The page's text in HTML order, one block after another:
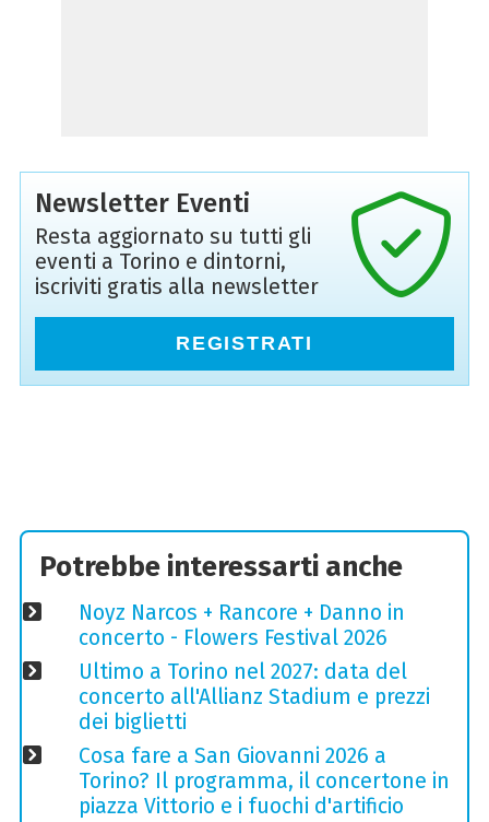
Newsletter Eventi
Resta aggiornato su tutti gli
eventi a Torino e dintorni,
iscriviti gratis alla newsletter
REGISTRATI
Potrebbe interessarti anche
Noyz Narcos + Rancore + Danno in
concerto - Flowers Festival 2026
Ultimo a Torino nel 2027: data del
concerto all'Allianz Stadium e prezzi
dei biglietti
Cosa fare a San Giovanni 2026 a
Torino? Il programma, il concertone in
piazza Vittorio e i fuochi d'artificio